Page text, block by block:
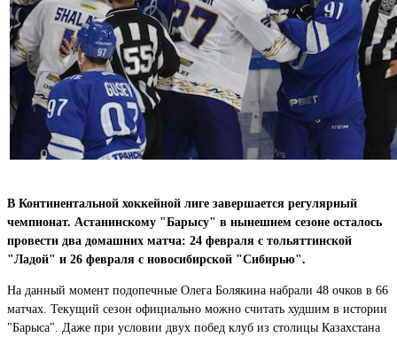
В Континентальной хоккейной лиге завершается регулярный
чемпионат. Астанинскому "Барысу" в нынешнем сезоне осталось
провести два домашних матча: 24 февраля с тольяттинской
"Ладой" и 26 февраля с новосибирской "Сибирью".
На данный момент подопечные Олега Болякина набрали 48 очков в 66
матчах. Текущий сезон официально можно считать худшим в истории
"Барыса". Даже при условии двух побед клуб из столицы Казахстана